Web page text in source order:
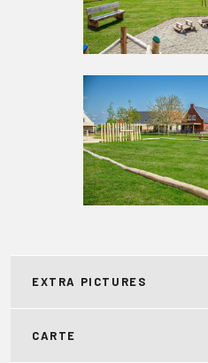
EXTRA PICTURES
CARTE